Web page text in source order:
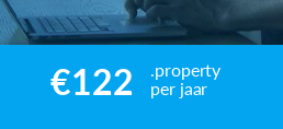
€122
.property
per jaar